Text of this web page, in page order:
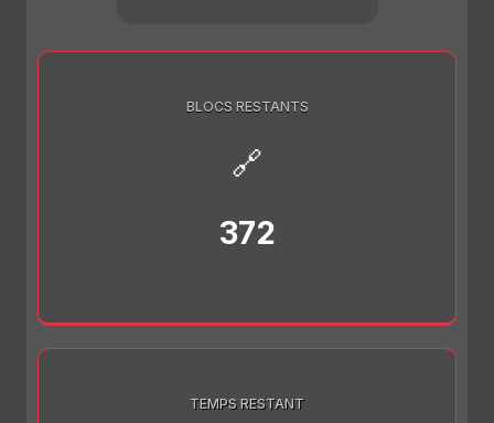
BLOCS RESTANTS
🔗
372
TEMPS RESTANT